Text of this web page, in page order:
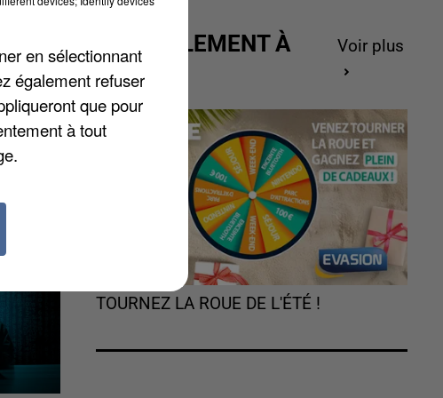
et
de
ACTUELLEMENT À
GAGNER
Voir plus
TOURNEZ LA ROUE DE L'ÉTÉ !
en sélectionnant
également refuser
que pour
à tout